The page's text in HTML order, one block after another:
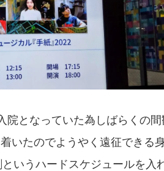
院となっていた為しばらくの
いたのでようやく遠征できる
いうハードスケジュールを入